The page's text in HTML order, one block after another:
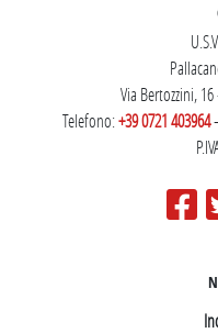
Via Bertozzini,
Telefono:+39 0721 403964